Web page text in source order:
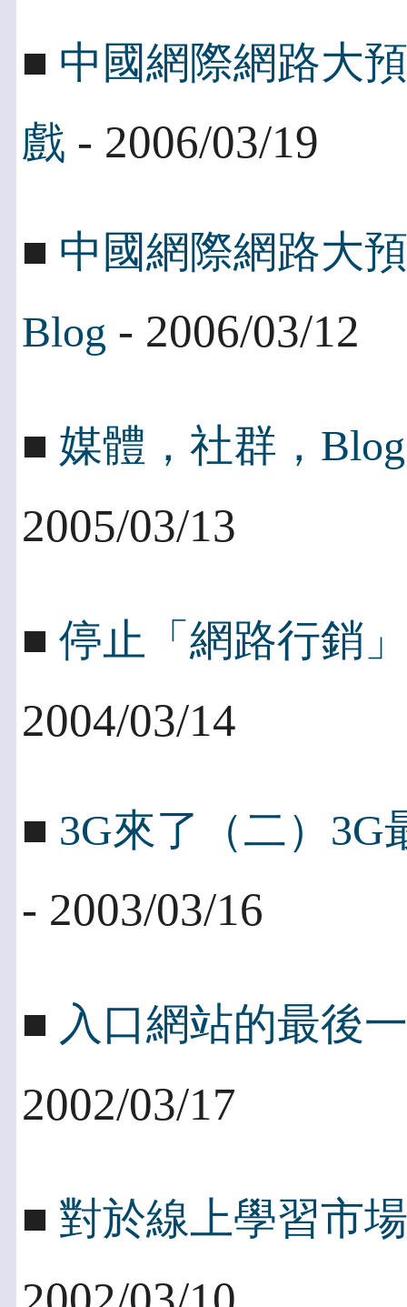
■ 中國網際網路大
戲 - 2006/03/19
■ 中國網際網路大
Blog - 2006/03/12
■ 媒體，社群，
2005/03/13
■ 停止「網路行銷
2004/03/14
■ 3G來了（二）
- 2003/03/16
■ 入口網站的最後
2002/03/17
■ 對於線上學習市